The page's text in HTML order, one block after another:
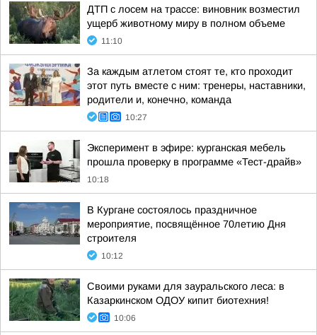
ДТП с лосем на трассе: виновник возместил
ущерб животному миру в полном объеме
11:10
За каждым атлетом стоят те, кто проходит
этот путь вместе с ним: тренеры, наставники,
родители и, конечно, команда
10:27
Эксперимент в эфире: курганская мебель
прошла проверку в программе «Тест-драйв»
10:18
В Кургане состоялось праздничное
мероприятие, посвящённое 70летию Дня
строителя
10:12
Своими руками для зауральского леса: в
Казаркинском ОДОУ кипит биотехния!
10:06